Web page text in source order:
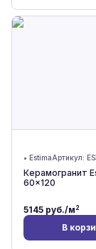
• EstimaАртикул:
Керамогранит
60x120
5145 руб./м2
В